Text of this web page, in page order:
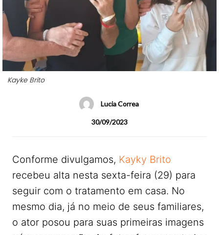
Kayke Brito
Lucia Correa
30/09/2023
Conforme divulgamos, Kayky Brito
recebeu alta nesta sexta-feira (29) para
seguir com o tratamento em casa. No
mesmo dia, já no meio de seus familiares,
o ator posou para suas primeiras imagens